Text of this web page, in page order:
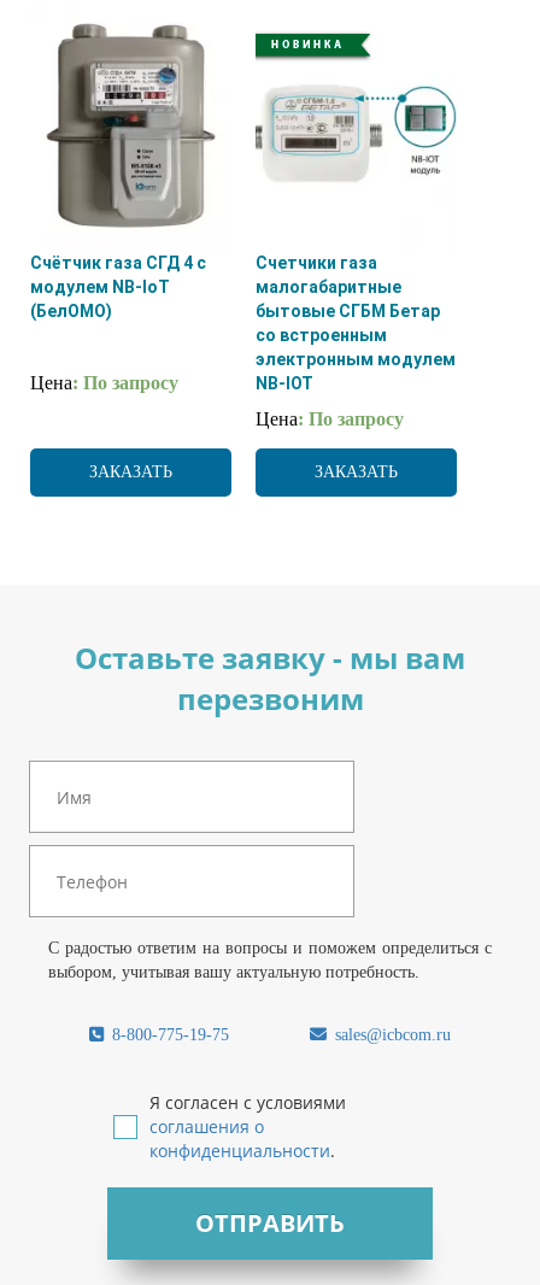
Счётчик газа СГД 4 с
модулем NB-IoT
(БелОМО)
Цена: По запросу
ЗАКАЗАТЬ
Счетчики газа
малогабаритные
бытовые СГБМ Бетар
со встроенным
электронным модулем
NB-IOT
Цена: По запросу
ЗАКАЗАТЬ
Оставьте заявку - мы вам
перезвоним
С радостью ответим на вопросы и поможем определиться с
выбором, учитывая вашу актуальную потребность.
8-800-775-19-75 sales@icbcom.ru
Я согласен с условиями
соглашения о
конфиденциальности.
ОТПРАВИТЬ